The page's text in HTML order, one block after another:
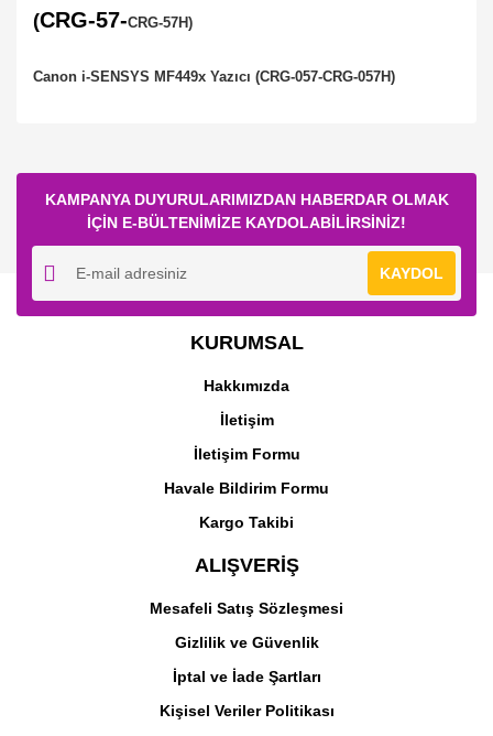
(CRG-57-CRG-57H)
Canon i-SENSYS MF449x Yazıcı (CRG-057-CRG-057H)
Yorum Yaz
(LBP220-LBP223-
MF443-MF445-MF446-
Toner
18.465,18 TL
(LBP220-LBP223-
LBP226-LBP228-MF440-
Canon
Canon CRG-057
(LBP220-LBP223-
LBP226-LBP228-MF440-
KAMPANYA DUYURULARIMIZDAN HABERDAR OLMAK
İÇİN E-BÜLTENİMİZE KAYDOLABİLİRSİNİZ!
KAYDOL
KURUMSAL
Hakkımızda
İletişim
İletişim Formu
Havale Bildirim Formu
Kargo Takibi
ALIŞVERİŞ
Mesafeli Satış Sözleşmesi
Gizlilik ve Güvenlik
İptal ve İade Şartları
Kişisel Veriler Politikası